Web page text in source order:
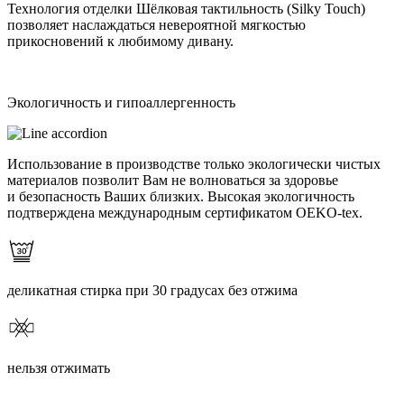
Технология отделки Шёлковая тактильность (Silky Touch)
позволяет наслаждаться невероятной мягкостью
прикосновений к любимому дивану.
Экологичность и гипоаллергенность
Использование в производстве только экологически чистых
материалов позволит Вам не волноваться за здоровье
и безопасность Ваших близких. Высокая экологичность
подтверждена международным сертификатом OEKO-tex.
деликатная стирка при 30 градусах без отжима
нельзя отжимать